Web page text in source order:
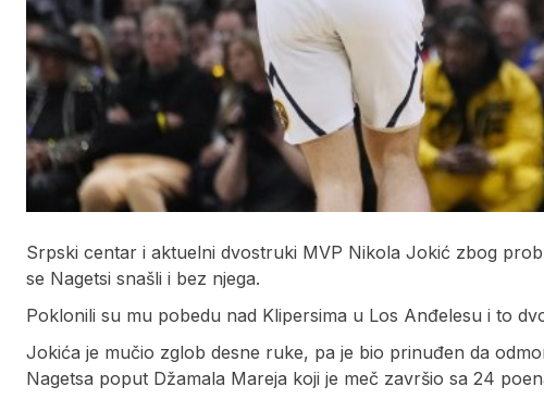
Srpski centar i aktuelni dvostruki MVP Nikola Jokić zbog
se Nagetsi snašli i bez njega.
Poklonili su mu pobedu nad Klipersima u Los Anđelesu i to
Jokića je mučio zglob desne ruke, pa je bio prinuđen da
Nagetsa poput Džamala Mareja koji je meč završio sa 24